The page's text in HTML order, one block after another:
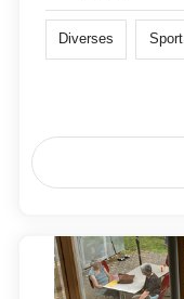
Diverses Sport